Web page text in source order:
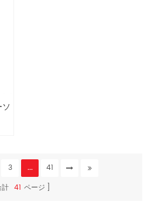
3 ...
41
41 ページ